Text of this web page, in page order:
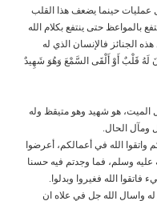
عمليات حينما يضعف هذا القلب
بالمواعظ حتى ينتفع بكلام الله
الجنائز فالإنسان الذي له
لَهُ قَلْبٌ أَوْ أَلْقَى السَّمْعَ وَهُوَ شَهِيدٌ
هو شهيد وهو متيقظ وله
ومآل الحال.
واتقوا الله في أعمالكم، أعرضوا
وسلم، فما وجدتم فيه حسنا
فاتقوا الله فغيروا وبدلوا.
واسال الله جل في علاه ان